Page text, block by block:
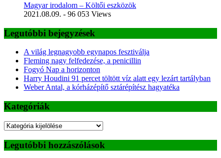
Magyar irodalom – Költői eszközök
2021.08.09. - 96 053 Views
Legutóbbi bejegyzések
A világ legnagyobb egynapos fesztiválja
Fleming nagy felfedezése, a penicillin
Fogyó Nap a horizonton
Harry Houdini 91 percet töltött víz alatt egy lezárt tartályban
Weber Antal, a kórházépítő sztárépítész hagyatéka
Kategóriák
Kategóriák
Legutóbbi hozzászólások